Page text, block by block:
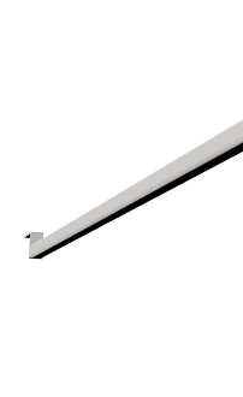
Емкости
Емкости
Емкости
Емкости